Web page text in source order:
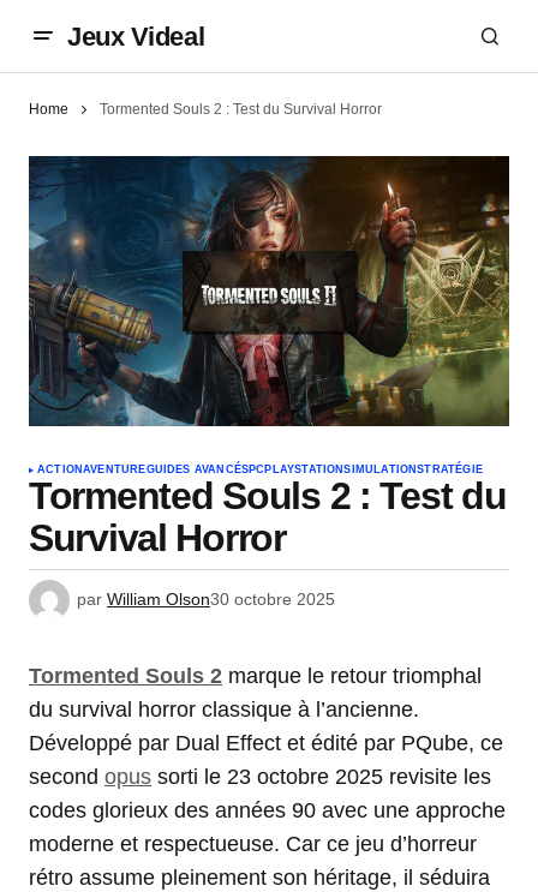
Jeux Videal
Home Tormented Souls 2 : Test du Survival Horror
ACTIONAVENTUREGUIDES AVANCÉS PC PLAYSTATIONSIMULATIONSTRATÉGIE
Tormented Souls 2 : Test du
Survival Horror
par William Olson30 octobre 2025
Tormented Souls 2 marque le retour triomphal
du survival horror classique à l’ancienne.
Développé par Dual Effect et édité par PQube, ce
second opus sorti le 23 octobre 2025 revisite les
codes glorieux des années 90 avec une approche
moderne et respectueuse. Car ce jeu d’horreur
rétro assume pleinement son héritage, il séduira